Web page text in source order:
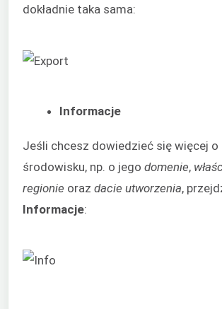
dokładnie taka sama:
Informacje
Jeśli chcesz dowiedzieć się więcej o
środowisku, np. o jego domenie,
regionie oraz dacie utworzenia,
Informacje: